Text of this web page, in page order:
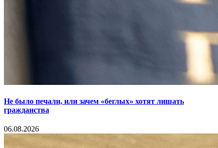
Не было печали, или зачем «беглых» хотят лишать
гражданства
06.08.2026